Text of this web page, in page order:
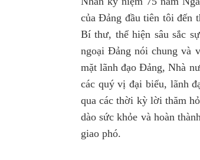
của Đảng đầu tiên tôi đến
Bí thư, thể hiện sâu sắc
ngoại Đảng nói chung và
mặt lãnh đạo Đảng, Nhà
các quý vị đại biểu, lãnh
qua các thời kỳ lời thăm
dào sức khỏe và hoàn
giao phó.